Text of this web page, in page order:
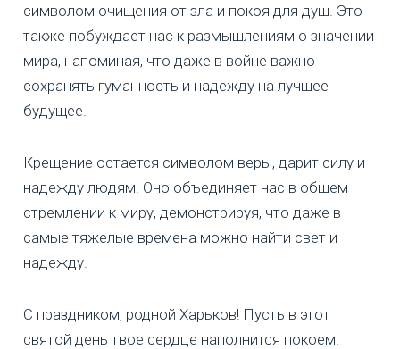
символом очищения от зла и покоя для душ. Это
также побуждает нас к размышлениям о значении
мира, напоминая, что даже в войне важно
сохранять гуманность и надежду на лучшее
будущее.
Крещение остается символом веры, дарит силу и
надежду людям. Оно объединяет нас в общем
стремлении к миру, демонстрируя, что даже в
самые тяжелые времена можно найти свет и
надежду.
С праздником, родной Харьков! Пусть в этот
святой день твое сердце наполнится покоем!